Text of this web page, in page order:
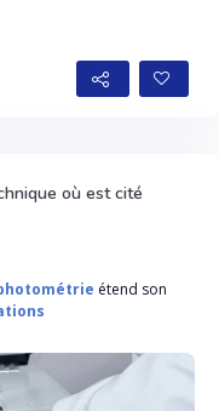
où est cité
étend son